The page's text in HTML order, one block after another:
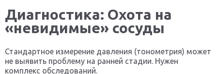
Диагностика: Охота на
«невидимые» сосуды
Стандартное измерение давления (тонометрия) может
не выявить проблему на ранней стадии. Нужен
комплекс обследований.